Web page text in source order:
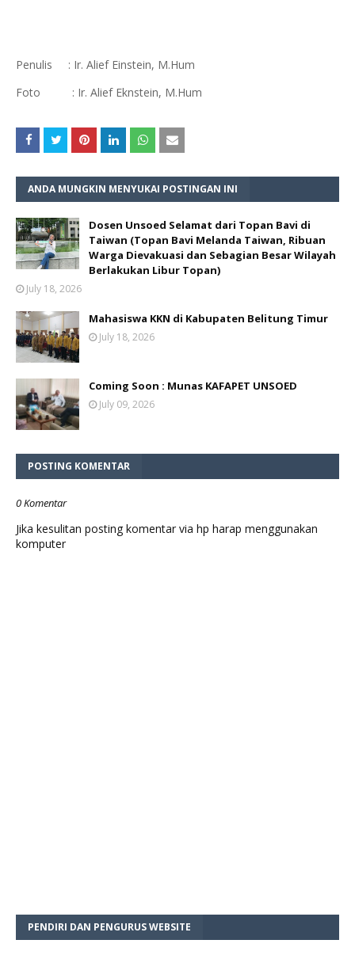
Penulis : Ir. Alief Einstein, M.Hum
Foto : Ir. Alief Eknstein, M.Hum
ANDA MUNGKIN MENYUKAI POSTINGAN INI
Dosen Unsoed Selamat dari Topan Bavi di
Taiwan (Topan Bavi Melanda Taiwan, Ribuan
Warga Dievakuasi dan Sebagian Besar Wilayah
Berlakukan Libur Topan)
July 18, 2026
Mahasiswa KKN di Kabupaten Belitung Timur
July 18, 2026
Coming Soon : Munas KAFAPET UNSOED
July 09, 2026
POSTING KOMENTAR
0 Komentar
Jika kesulitan posting komentar via hp harap menggunakan
komputer
PENDIRI DAN PENGURUS WEBSITE